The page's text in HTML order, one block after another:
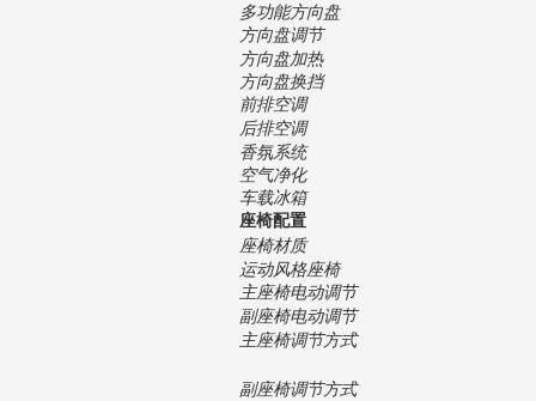
多功能方向盘
方向盘调节
方向盘加热
方向盘换挡
前排空调
后排空调
香氛系统
空气净化
车载冰箱
座椅配置
座椅材质
运动风格座椅
主座椅电动调节
副座椅电动调节
主座椅调节方式
副座椅调节方式